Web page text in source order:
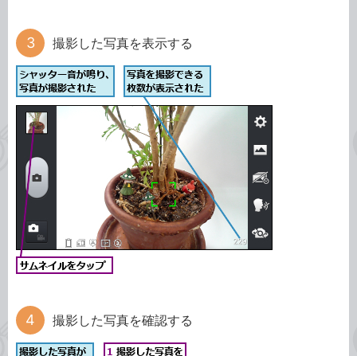
撮影した写真を表示する
撮影した写真を確認する